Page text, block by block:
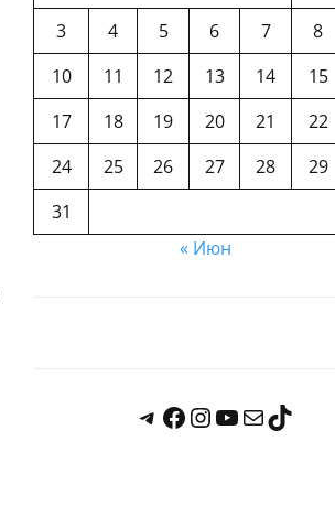
3
4 5 6 7 8
10
11 12 13 14 15
17
18 19 20 21 22
24
25 26 27 28 29
31
« Июн